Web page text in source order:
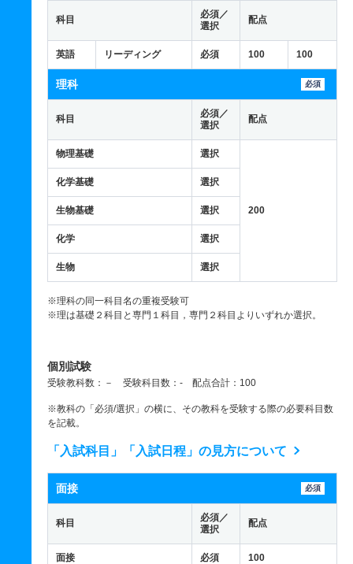
科目
必須／
選択
配点
英語 リーディング 必須 100 100
理科 必須
科目
必須／
選択
配点
物理基礎 選択
200
化学基礎 選択
生物基礎 選択
化学 選択
生物 選択
※理科の同一科目名の重複受験可
※理は基礎２科目と専門１科目，専門２科目よりいずれか選択。
個別試験
受験教科数：－ 受験科目数：- 配点合計：100
※教科の「必須/選択」の横に、その教科を受験する際の必要科目数
を記載。
「入試科目」「入試日程」の見方について
面接 必須
科目
必須／
選択
配点
面接 必須 100